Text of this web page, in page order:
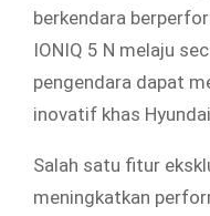
berkendara
IONIQ 5 N melaju
pengendara dapat
inovatif khas
Salah satu fitur
meningkatkan